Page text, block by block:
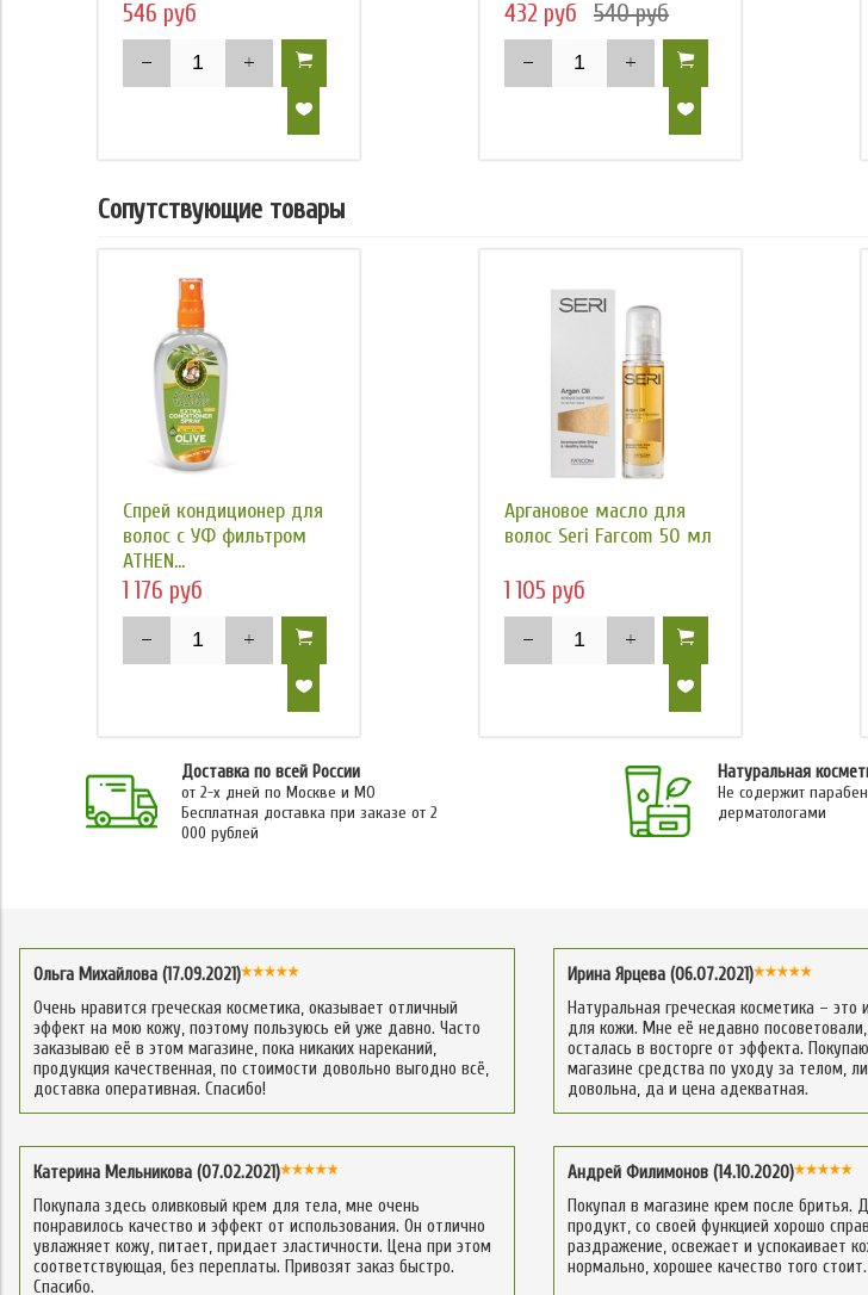
546 руб 432 руб 540 руб
Сопутствующие товары
Спрей кондиционер для
волос с УФ фильтром
ATHEN...
1 176 руб
Аргановое масло для
волос Seri Farcom 50 мл
1 105 руб
Доставка по всей России
от 2-х дней по Москве и МО
Бесплатная доставка при заказе от 2
000 рублей
Натуральная
Не содержит
дерматологами
Ольга Михайлова (17.09.2021)
Очень нравится греческая косметика, оказывает отличный
эффект на мою кожу, поэтому пользуюсь ей уже давно. Часто
заказываю её в этом магазине, пока никаких нареканий,
продукция качественная, по стоимости довольно выгодно всё,
доставка оперативная. Спасибо!
Ирина Ярцева (06.07.2021)
Натуральная греческая косметика –
для кожи. Мне её недавно
осталась в восторге от эффекта.
магазине средства по уходу за телом,
довольна, да и цена адекватная.
Катерина Мельникова (07.02.2021)
Покупала здесь оливковый крем для тела, мне очень
понравилось качество и эффект от использования. Он отлично
увлажняет кожу, питает, придает эластичности. Цена при этом
соответствующая, без переплаты. Привозят заказ быстро.
Спасибо.
Андрей Филимонов (14.10.2020)
Покупал в магазине крем после бритья.
продукт, со своей функцией хорошо
раздражение, освежает и успокаивает
нормально, хорошее качество того